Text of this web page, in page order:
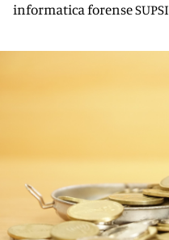
informatica forense SUPSI